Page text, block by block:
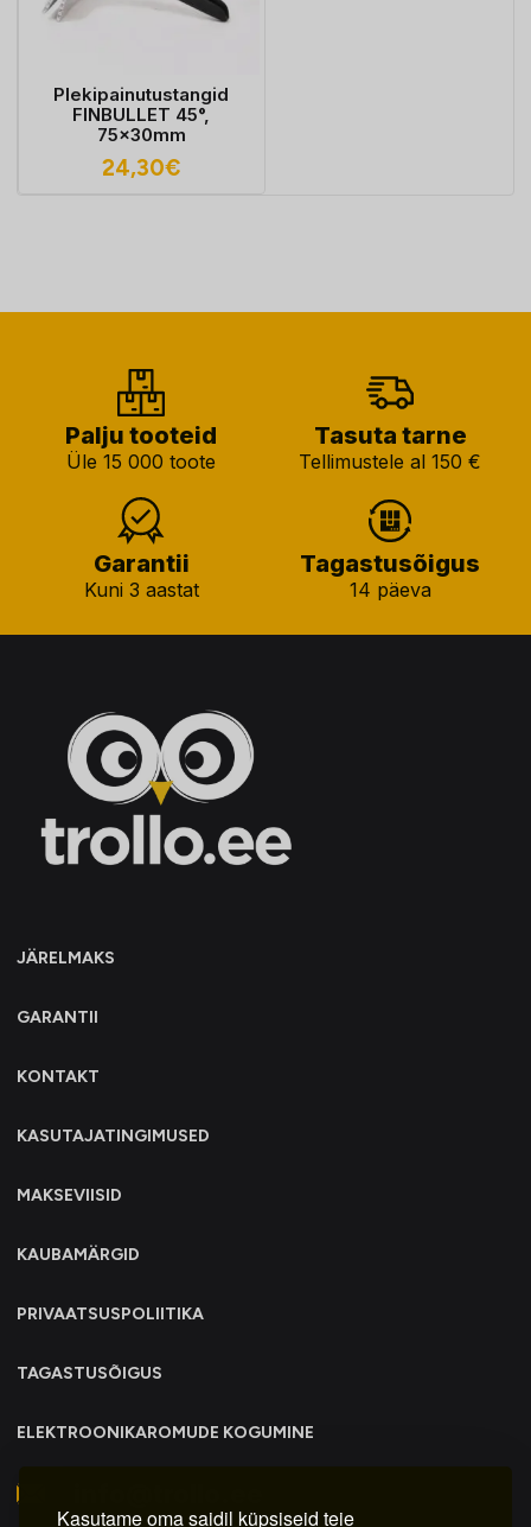
Kasutame oma saidil küpsiseid teie
Plekipainutustangid
FINBULLET 45°,
75x30mm
24,30€
Palju tooteid
Üle 15 000 toote
Tasuta tarne
Tellimustele al 150 €
Garantii
Kuni 3 aastat
Tagastusõigus
14 päeva
JÄRELMAKS
GARANTII
KONTAKT
KASUTAJATINGIMUSED
MAKSEVIISID
KAUBAMÄRGID
PRIVAATSUSPOLIITIKA
TAGASTUSÕIGUS
ELEKTROONIKAROMUDE KOGUMINE